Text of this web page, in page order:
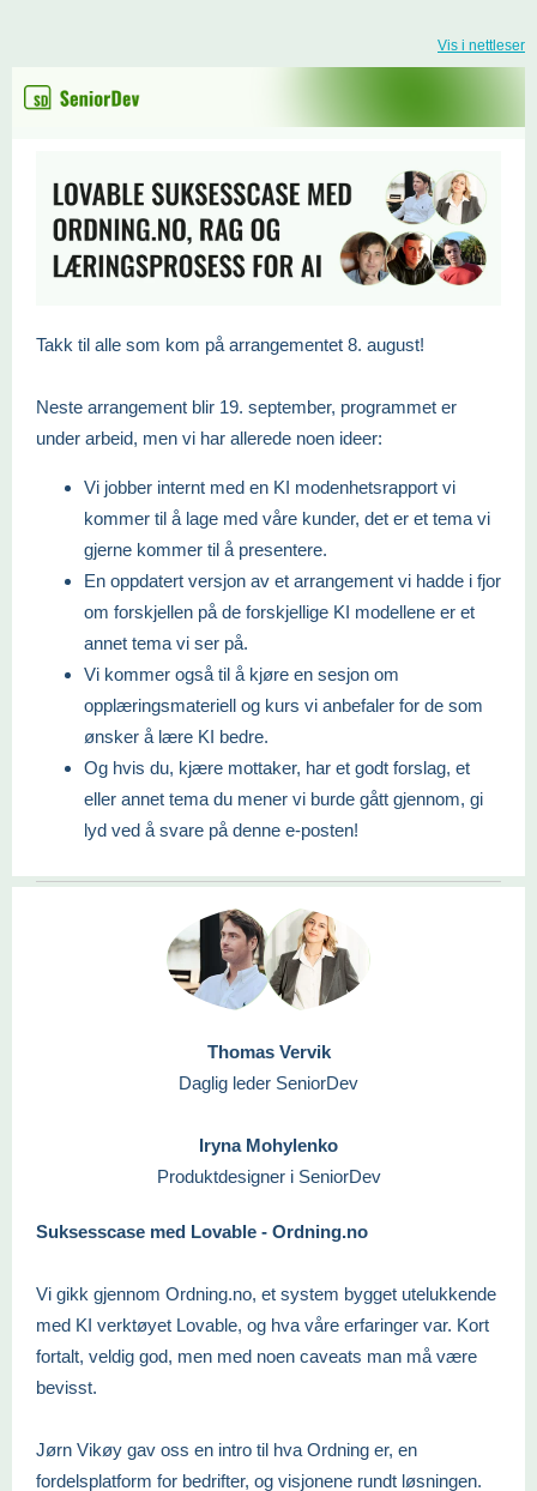
Vis i nettleser
Takk til alle som kom på arrangementet 8. august!
Neste arrangement blir 19. september, programmet er
under arbeid, men vi har allerede noen ideer:
Vi jobber internt med en KI modenhetsrapport vi
kommer til å lage med våre kunder, det er et tema vi
gjerne kommer til å presentere.
En oppdatert versjon av et arrangement vi hadde i fjor
om forskjellen på de forskjellige KI modellene er et
annet tema vi ser på.
Vi kommer også til å kjøre en sesjon om
opplæringsmateriell og kurs vi anbefaler for de som
ønsker å lære KI bedre.
Og hvis du, kjære mottaker, har et godt forslag, et
eller annet tema du mener vi burde gått gjennom, gi
lyd ved å svare på denne e-posten!
Thomas Vervik
Daglig leder SeniorDev
Iryna Mohylenko
Produktdesigner i SeniorDev
Suksesscase med Lovable - Ordning.no
Vi gikk gjennom Ordning.no, et system bygget utelukkende
med KI verktøyet Lovable, og hva våre erfaringer var. Kort
fortalt, veldig god, men med noen caveats man må være
bevisst.
Jørn Vikøy gav oss en intro til hva Ordning er, en
fordelsplatform for bedrifter, og visjonene rundt løsningen.